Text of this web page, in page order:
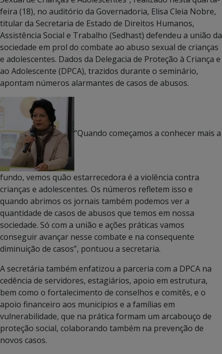
feira (18), no auditório da Governadoria, Elisa Cleia Nobre,
titular da Secretaria de Estado de Direitos Humanos,
Assistência Social e Trabalho (Sedhast) defendeu a união da
sociedade em prol do combate ao abuso sexual de crianças
e adolescentes. Dados da Delegacia de Proteção à Criança e
ao Adolescente (DPCA), trazidos durante o seminário,
apontam números alarmantes de casos de abusos.
“Quando começamos a conhecer mais a
fundo, vemos quão estarrecedora é a violência contra
crianças e adolescentes. Os números refletem isso e
quando abrimos os jornais também podemos ver a
quantidade de casos de abusos que temos em nossa
sociedade. Só com a união e ações práticas vamos
conseguir avançar nesse combate e na consequente
diminuição de casos”, pontuou a secretaria.
A secretária também enfatizou a parceria com a DPCA na
cedência de servidores, estagiários, apoio em estrutura,
bem como o fortalecimento de conselhos e comitês, e o
apoio financeiro aos municípios e a famílias em
vulnerabilidade, que na prática formam um arcabouço de
proteção social, colaborando também na prevenção de
novos casos.